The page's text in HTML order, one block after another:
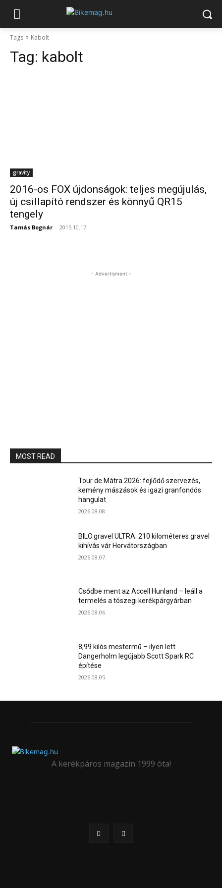
Tags Kabolt
Tag: kabolt
gravity
2016-os FOX újdonságok: teljes megújulás,
új csillapító rendszer és könnyű QR15
tengely
Tamás Bognár - 2015.10.17.
- Advertisment -
MOST READ
Tour de Mátra 2026: fejlődő szervezés,
kemény mászások és igazi granfondós
hangulat
2026.08.08.
BILO.gravel ULTRA: 210 kilométeres gravel
kihívás vár Horvátországban
2026.08.07.
Csődbe ment az Accell Hunland – leáll a
termelés a tószegi kerékpárgyárban
2026.08.06.
8,99 kilós mestermű – ilyen lett
Dangerholm legújabb Scott Spark RC
építése
2026.08.05.
A kerékpáros magazin 1999 óta!